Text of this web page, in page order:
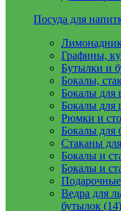
Посуда для
Графины,
Бутылки и
Бокалы,
Бокалы для
Бокалы для
Рюмки и
Бокалы для
Стаканы
Бокалы и
Бокалы и
Ведра для
бутылок (14)